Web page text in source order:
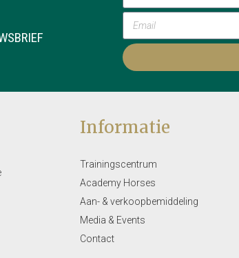
Informatie
Trainingscentrum
Academy Horses
Aan- & verkoopbemiddeling
Media & Events
Contact